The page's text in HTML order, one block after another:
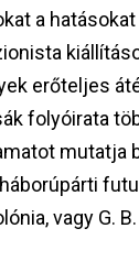
a
erőteljes
folyóirata
mutatja
vagy G.